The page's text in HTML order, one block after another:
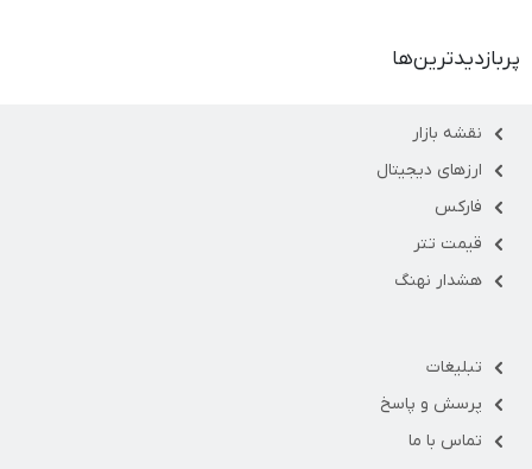
پربازدیدترین‌ها
نقشه بازار
ارزهای دیجیتال
فارکس
قیمت تتر
هشدار نهنگ
تبلیغات
پرسش و پاسخ
تماس با ما